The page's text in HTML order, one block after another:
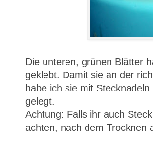
Die unteren, grünen Blätter
geklebt. Damit sie an der
habe ich sie mit
gelegt.
Achtung: Falls ihr auch
achten, nach dem Trocknen